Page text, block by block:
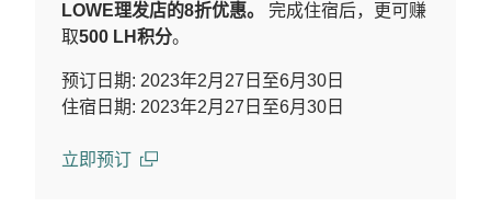
LOWE理发店的8折优惠。
完成住宿后，更可赚
取500 LH积分。
预订日期: 2023年2月27日至6月30日
住宿日期: 2023年2月27日至6月30日
立即预订